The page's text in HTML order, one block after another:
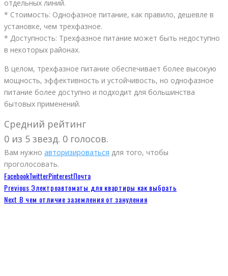
отдельных линий.
* Стоимость: Однофазное питание, как правило, дешевле в
установке, чем трехфазное.
* Доступность: Трехфазное питание может быть недоступно
в некоторых районах.
В целом, трехфазное питание обеспечивает более высокую
мощность, эффективность и устойчивость, но однофазное
питание более доступно и подходит для большинства
бытовых применений.
Средний рейтинг
0 из 5 звезд. 0 голосов.
Вам нужно авторизироваться для того, чтобы
проголосовать.
FacebookTwitterPinterestПочта
Previous Электроавтоматы для квартиры как выбрать
Next В чем отличие заземления от зануления